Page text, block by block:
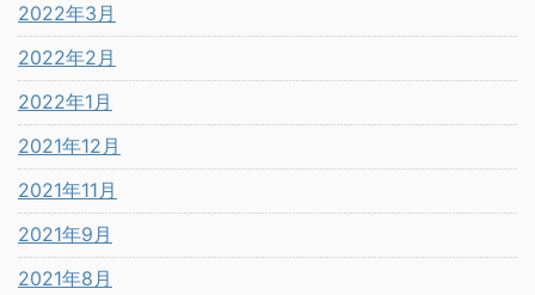
2022年3月
2022年2月
2022年1月
2021年12月
2021年11月
2021年9月
2021年8月